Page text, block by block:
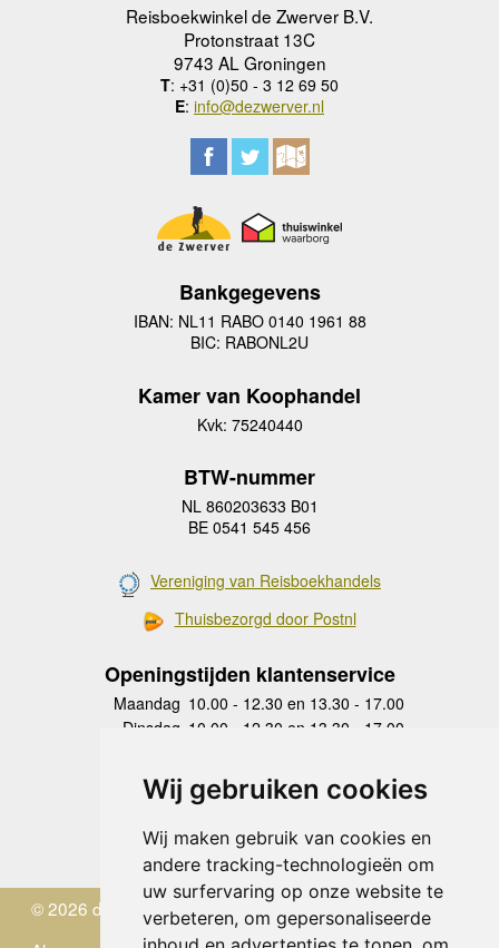
Wij gebruiken cookies
Wij maken gebruik van cookies en
andere tracking-technologieën om
uw surfervaring op onze website te
verbeteren, om gepersonaliseerde
Reisboekwinkel de Zwerver B.V.
Protonstraat 13C
9743 AL Groningen
T: +31 (0)50 - 3 12 69 50
E: info@dezwerver.nl
Bankgegevens
IBAN: NL11 RABO 0140 1961 88
BIC: RABONL2U
Kamer van Koophandel
Kvk: 75240440
BTW-nummer
NL 860203633 B01
BE 0541 545 456
Vereniging van Reisboekhandels
Thuisbezorgd door Postnl
Openingstijden klantenservice
Maandag 10.00 - 12.30 en 13.30 - 17.00
Dinsdag 10.00 - 12.30 en 13.30 - 17.00
Donderdag
10.00 - 12.30 en 13.30 - 17.00
Vrijdag 10.00 - 12.30 en 13.30 - 17.00
Zaterdag
gesloten
Zondag gesloten
© 2026 de Zwerver